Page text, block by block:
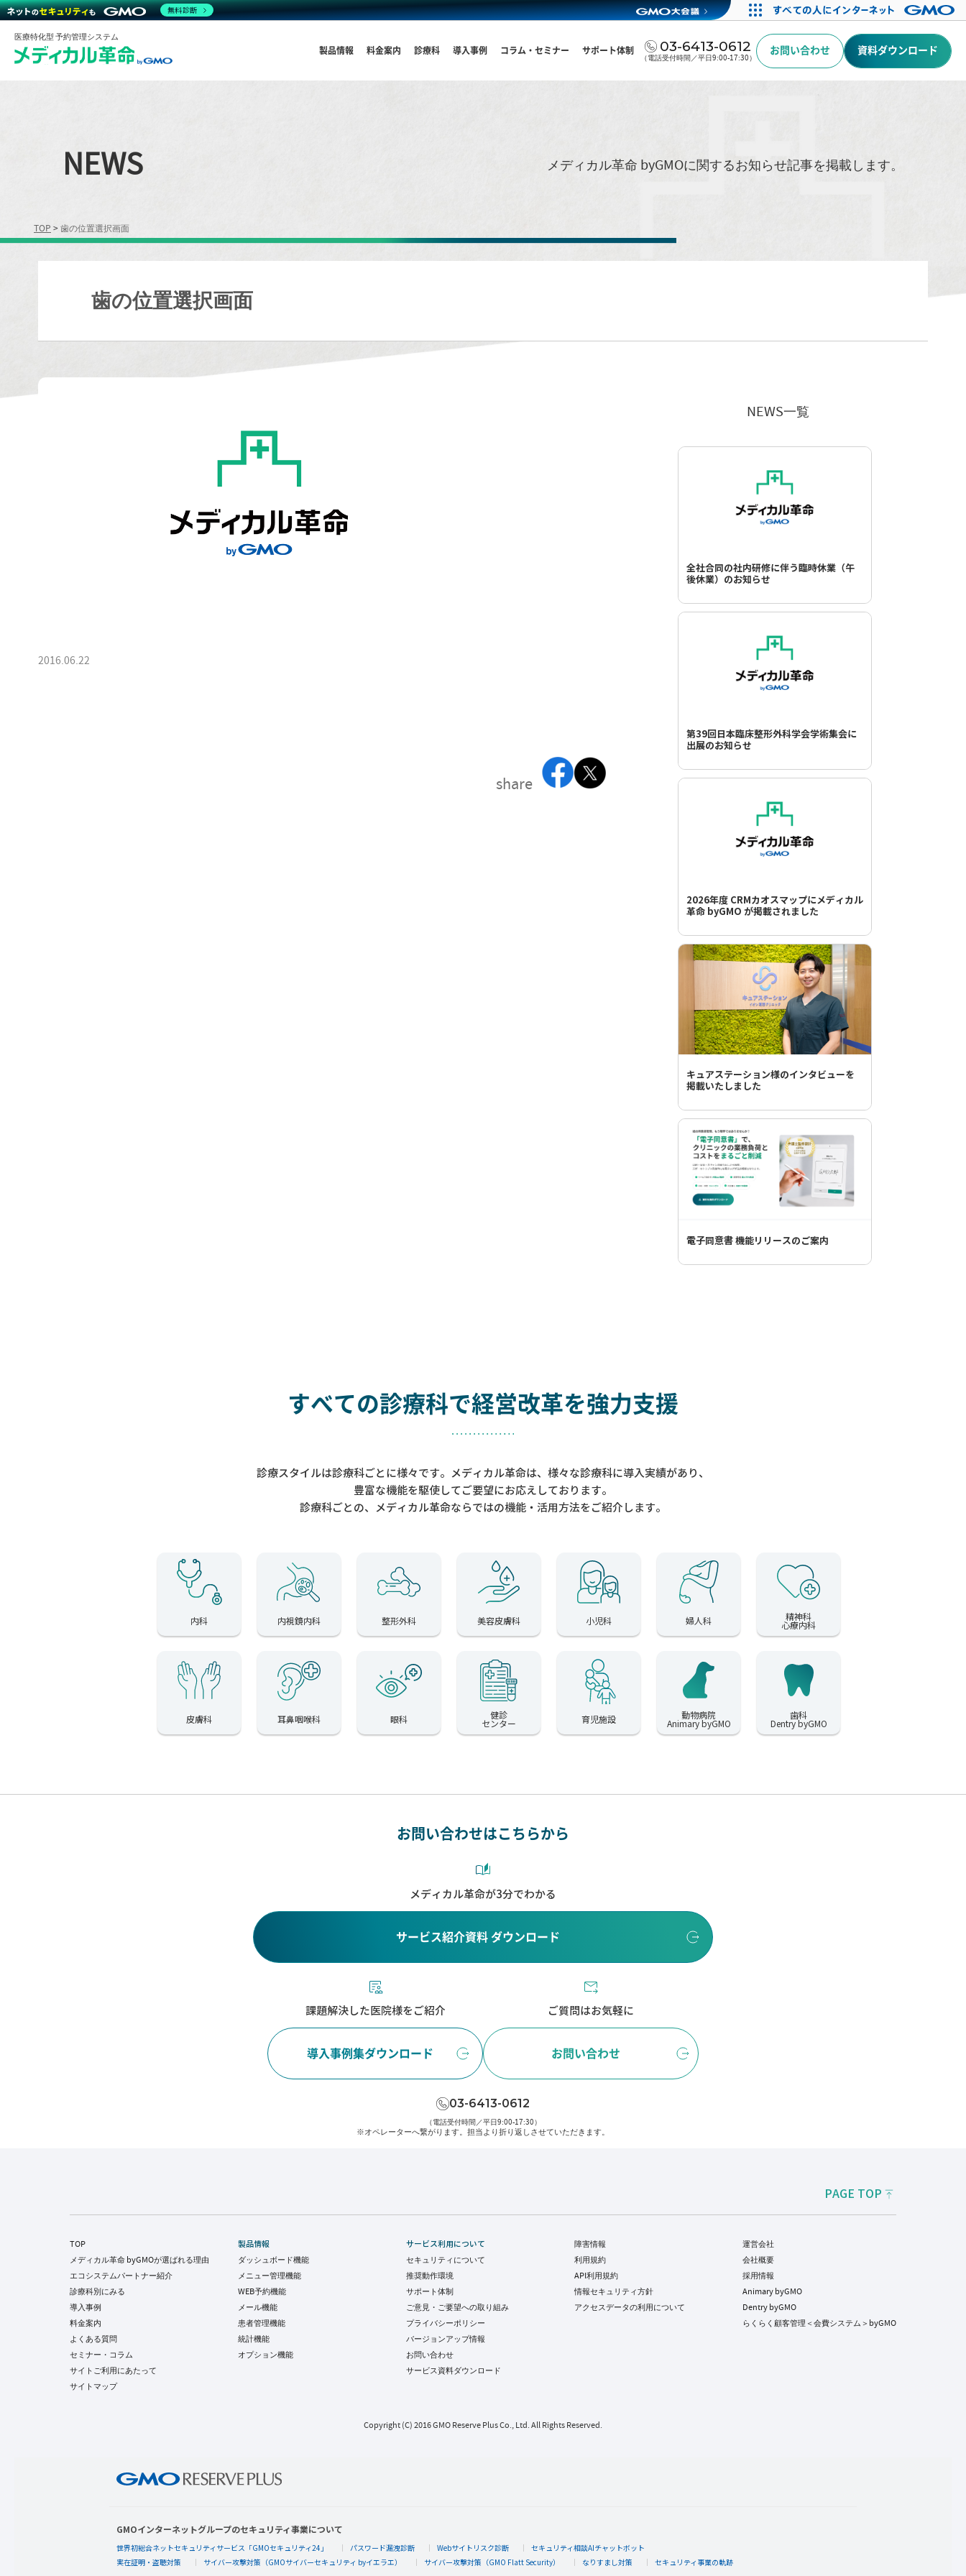
医療特化型 予約管理システム
製品情報 料金案内 診療科 導入事例 コラム・セミナー サポート体制 03-6413-0612
（電話受付時間／平日9:00-17:30）
お問い合わせ 資料ダウンロード
NEWS メディカル革命 byGMOに関するお知らせ記事を掲載します。
TOP > 歯の位置選択画面
歯の位置選択画面
2016.06.22
share
NEWS一覧
全社合同の社内研修に伴う臨時休業（午
後休業）のお知らせ
第39回日本臨床整形外科学会学術集会に
出展のお知らせ
2026年度 CRMカオスマップにメディカル
革命 byGMO が掲載されました
キュアステーション様のインタビューを
掲載いたしました
電子同意書 機能リリースのご案内
すべての診療科で経営改革を強力支援
診療スタイルは診療科ごとに様々です。メディカル革命は、様々な診療科に導入実績があり、
豊富な機能を駆使してご要望にお応えしております。
診療科ごとの、メディカル革命ならではの機能・活用方法をご紹介します。
内科 内視鏡内科 整形外科 美容皮膚科 小児科 婦人科 精神科
心療内科
皮膚科 耳鼻咽喉科 眼科 健診
センター 育児施設 動物病院
Animary byGMO
歯科
Dentry byGMO
お問い合わせはこちらから
メディカル革命が3分でわかる
サービス紹介資料 ダウンロード
課題解決した医院様をご紹介
導入事例集ダウンロード
ご質問はお気軽に
お問い合わせ
03-6413-0612
（電話受付時間／平日9:00-17:30）
※オペレーターへ繋がります。 担当より折り返しさせていただきます。
PAGE TOP
TOP
メディカル革命 byGMOが選ばれる理由
エコシステムパートナー紹介
診療科別にみる
導入事例
料金案内
よくある質問
セミナー・コラム
サイトご利用にあたって
サイトマップ
製品情報
ダッシュボード機能
メニュー管理機能
WEB予約機能
メール機能
患者管理機能
統計機能
オプション機能
サービス利用について
セキュリティについて
推奨動作環境
サポート体制
ご意見・ご要望への取り組み
プライバシーポリシー
バージョンアップ情報
お問い合わせ
サービス資料ダウンロード
障害情報
利用規約
API利用規約
情報セキュリティ方針
アクセスデータの利用について
運営会社
会社概要
採用情報
Animary byGMO
Dentry byGMO
らくらく顧客管理＜会費システム＞byGMO
Copyright (C) 2016 GMO Reserve Plus Co., Ltd. All Rights Reserved.
GMOインターネットグループのセキュリティ事業について
世界初総合ネットセキュリティサービス「GMOセキュリティ24」 パスワード漏洩診断 Webサイトリスク診断
セキュリティ相談AIチャットボット
実在証明・盗聴対策
サイバー攻撃対策（GMOサイバーセキュリティ byイエラエ） サイバー攻撃対策（GMO Flatt Security） なりすまし対策 セキュリティ事業の軌跡
無料診断